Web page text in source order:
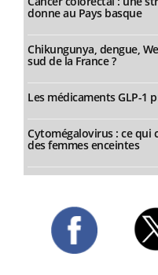
donne au Pays basque
Chikungunya, dengue,
sud de la France ?
Les médicaments GLP-1
Cytomégalovirus : ce qui
des femmes enceintes